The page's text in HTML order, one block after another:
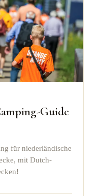
Guide
für niederländische
mit Dutch-